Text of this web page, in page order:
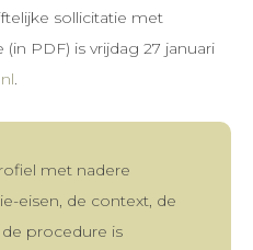
sollicitatie met
PDF) is vrijdag 27 januari
.
met nadere
eisen, de context, de
procedure is